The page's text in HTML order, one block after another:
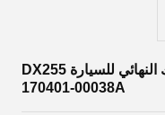
TM-03 الحفارة الهيدروليكية المحرك النهائي للسيارة DX255
170401-00038A